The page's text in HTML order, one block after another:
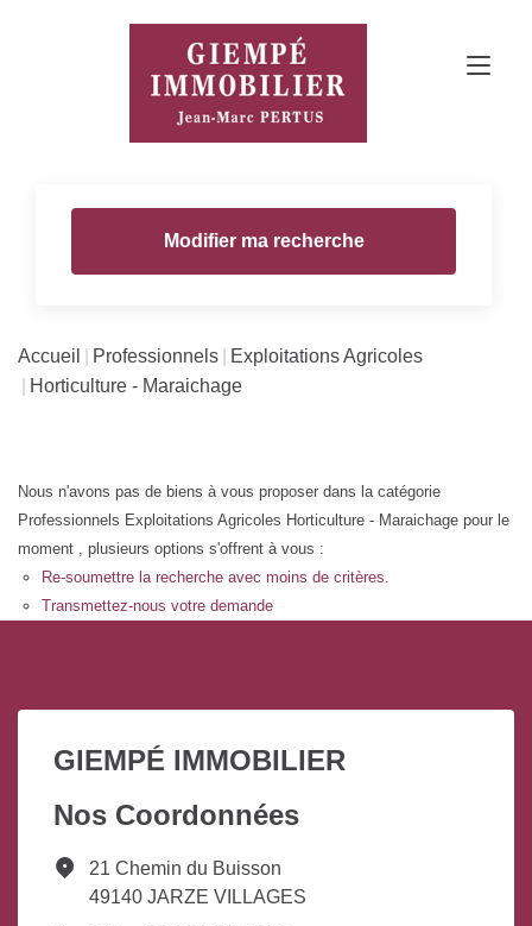
Modifier ma recherche
Accueil Professionnels
Exploitations Agricoles
Horticulture - Maraichage
Nous n'avons pas de biens à vous proposer dans la catégorie
Professionnels Exploitations Agricoles Horticulture - Maraichage pour le
moment , plusieurs options s'offrent à vous :
Re-soumettre la recherche avec moins de critères.
Transmettez-nous votre demande
GIEMPÉ IMMOBILIER
Nos Coordonnées
21 Chemin du Buisson
49140 JARZE VILLAGES